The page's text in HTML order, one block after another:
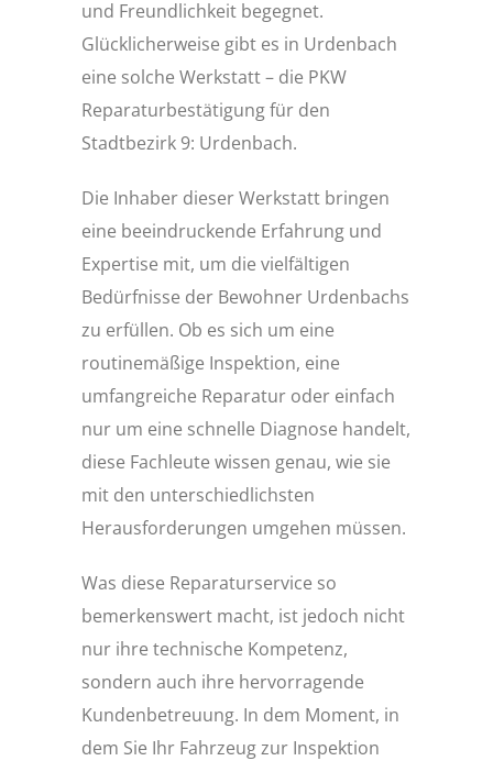
und Freundlichkeit begegnet.
Glücklicherweise gibt es in Urdenbach
eine solche Werkstatt – die PKW
Reparaturbestätigung für den
Stadtbezirk 9: Urdenbach.
Die Inhaber dieser Werkstatt bringen
eine beeindruckende Erfahrung und
Expertise mit, um die vielfältigen
Bedürfnisse der Bewohner Urdenbachs
zu erfüllen. Ob es sich um eine
routinemäßige Inspektion, eine
umfangreiche Reparatur oder einfach
nur um eine schnelle Diagnose handelt,
diese Fachleute wissen genau, wie sie
mit den unterschiedlichsten
Herausforderungen umgehen müssen.
Was diese Reparaturservice so
bemerkenswert macht, ist jedoch nicht
nur ihre technische Kompetenz,
sondern auch ihre hervorragende
Kundenbetreuung. In dem Moment, in
dem Sie Ihr Fahrzeug zur Inspektion